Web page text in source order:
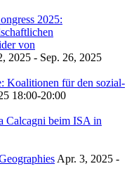
2025:
von
2025 - Sep. 26, 2025
Koalitionen für den sozial-
18:00-20:00
Calcagni beim ISA in
Apr. 3, 2025 -